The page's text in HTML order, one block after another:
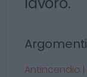
Argomenti
Antincendio |